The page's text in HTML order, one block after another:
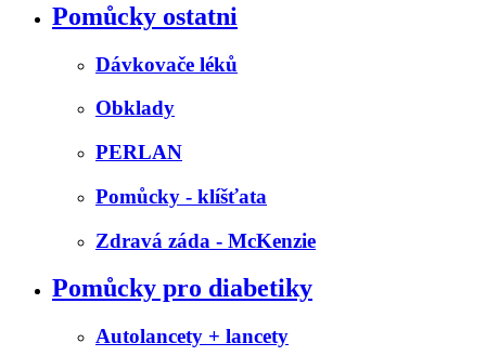
Pomůcky ostatni
Dávkovače léků
Obklady
PERLAN
Pomůcky - klíšťata
Zdravá záda - McKenzie
Pomůcky pro diabetiky
Autolancety + lancety